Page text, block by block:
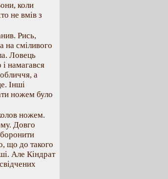
коли
не вмів з
Рись,
на сміливого
Ловець
намагався
а
Інші
ножем було
ножем.
Довго
що до такого
Але Кіндрат